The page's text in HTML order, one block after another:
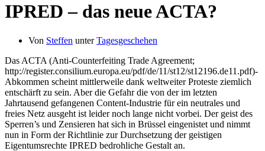
IPRED – das neue ACTA?
Von Steffen unterTagesgeschehen
Das ACTA (Anti-Counterfeiting Trade Agreement;
http://register.consilium.europa.eu/pdf/de/11/st12/st12196.de11.pdf)-
Abkommen scheint mittlerweile dank weltweiter Proteste ziemlich
entschärft zu sein. Aber die Gefahr die von der im letzten
Jahrtausend gefangenen Content-Industrie für ein neutrales und
freies Netz ausgeht ist leider noch lange nicht vorbei. Der geist des
Sperren’s und Zensieren hat sich in Brüssel eingenistet und nimmt
nun in Form der Richtlinie zur Durchsetzung der geistigen
Eigentumsrechte IPRED bedrohliche Gestalt an.